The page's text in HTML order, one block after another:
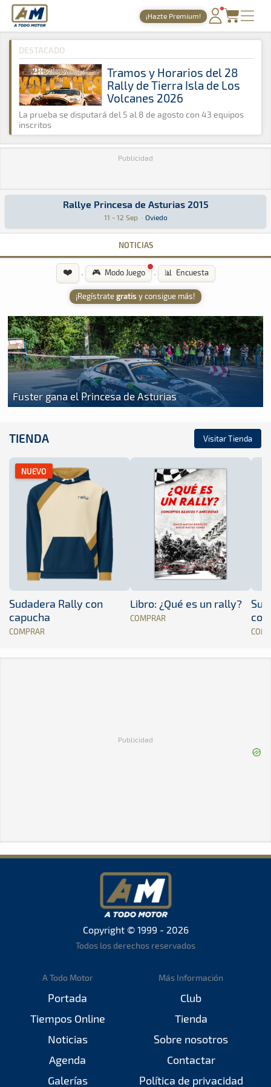
A Todo Motor · Revista del motor desde 1999
¡Hazte Premium!
PORTADA
TIEMPOS ONLINE
NOTICIAS
AGENDA
GALERÍAS
A Todo Motor » Agenda » 2015 » Septiembre
DESTACADO
Tramos y Horarios del 28
Rally de Tierra Isla de Los
Volcanes 2026
La prueba se disputará del 5 al 8 de agosto con 43 equipos
inscritos
Publicidad
Rallye Princesa de Asturias 2015
Rallye Princesa de Asturias 2015
11 - 12 Sep · Oviedo
Rally · Rallye Princesa de Asturias 2015: Aquí podrás encontrar
NOTICIAS
❤️ · 🎮 Modo Juego · 📊 Encuesta
¡Regístrategratis y consigue más!
Fuster gana el Princesa de Asturias
TIENDA Visitar Tienda
NUEVO
Sudadera Rally con
capucha
COMPRAR
Libro: ¿Qué es un rally?
COMPRAR
Publicidad
Copyright © 1999 - 2026
Todos los derechos reservados
A Todo Motor
Portada
Tiempos Online
Noticias
Agenda
Galerías
Más Información
Club
Tienda
Sobre nosotros
Contactar
Política de privacidad